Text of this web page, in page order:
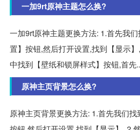
一加9rt原神主题怎么换?
一加9rt原神主题更换方法: 1.首先我
置】按钮,然后打开设置,找到【显示
中找到【壁纸和锁屏样式】按钮,首先
原神主页背景怎么换?
原神主页背景更换方法: 1.首先我们找